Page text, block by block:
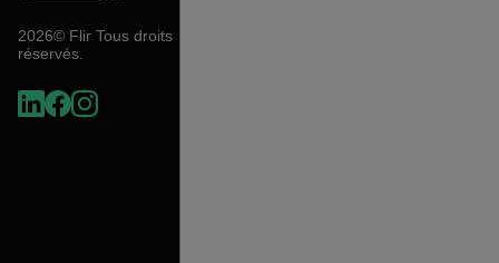
2026© Flir Tous droits
réservés.